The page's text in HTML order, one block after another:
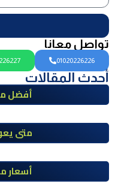
تواصل معانا
01020226226
أحدث المقالات
أفضل
طبي
متى
أسعار